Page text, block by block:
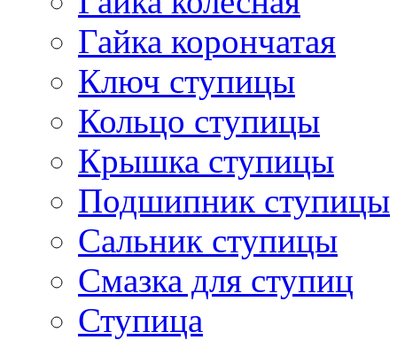
Гайка корончатая
Ключ ступицы
Кольцо ступицы
Крышка ступицы
Подшипник ступицы
Сальник ступицы
Смазка для ступиц
Ступица